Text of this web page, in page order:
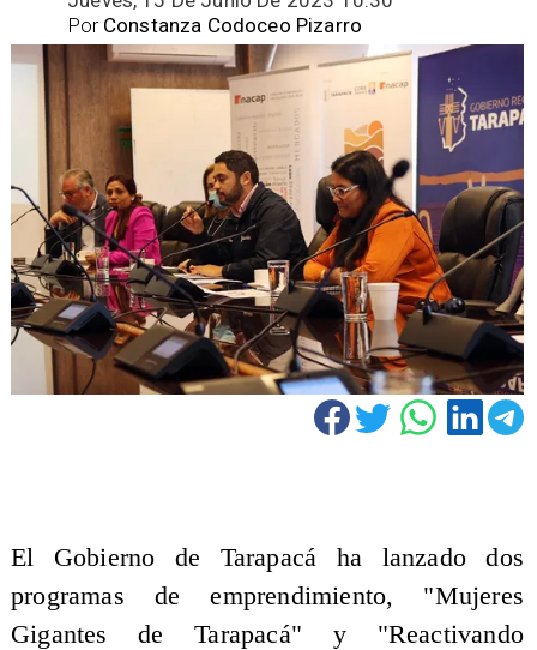
Constanza Codoceo Pizarro
Por
El Gobierno de Tarapacá ha lanzado dos
programas de emprendimiento, "Mujeres
Gigantes de Tarapacá" y "Reactivando